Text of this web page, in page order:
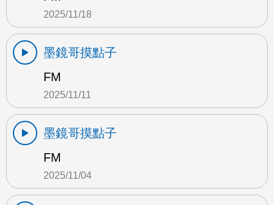
2025/11/18
墨鏡哥摸點子
FM
2025/11/11
墨鏡哥摸點子
FM
2025/11/04